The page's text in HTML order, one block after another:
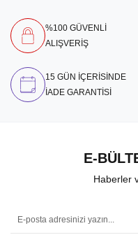
%100 GÜVENLİ
ALIŞVERİŞ
15 GÜN İÇERİSİNDE
İADE GARANTİSİ
E-
Haberler